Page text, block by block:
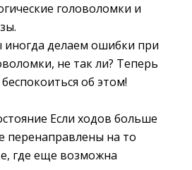
головоломки и
делаем ошибки при
не так ли? Теперь
об этом!
Если ходов больше
перенаправлены на то
где еще возможна